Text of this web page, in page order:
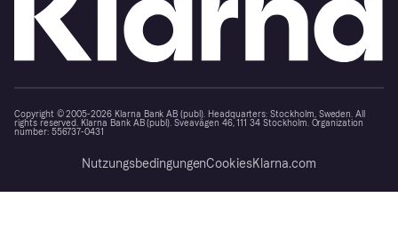
Copyright © 2005-2026 Klarna Bank AB (publ). Headquarters: Stockholm, Sweden. All
rights reserved. Klarna Bank AB (publ). Sveavägen 46, 111 34 Stockholm. Organization
number: 556737-0431
NutzungsbedingungenCookiesKlarna.com